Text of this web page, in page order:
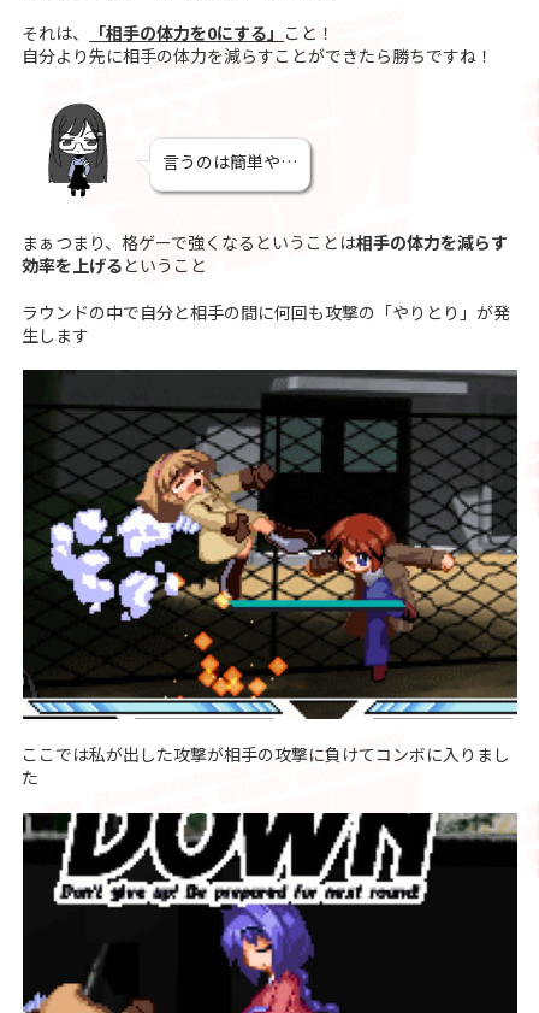
それは、
「相手の体力を0にする」 こと！
自分より先に相手の体力を減らすことができたら勝ちですね！
言うのは簡単や…
まぁつまり、格ゲーで強くなるということは相手の体力を減らす
効率を上げるということ
ラウンドの中で自分と相手の間に何回も攻撃の「やりとり」が発
生します
ここでは私が出した攻撃が相手の攻撃に負けてコンボに入りまし
た